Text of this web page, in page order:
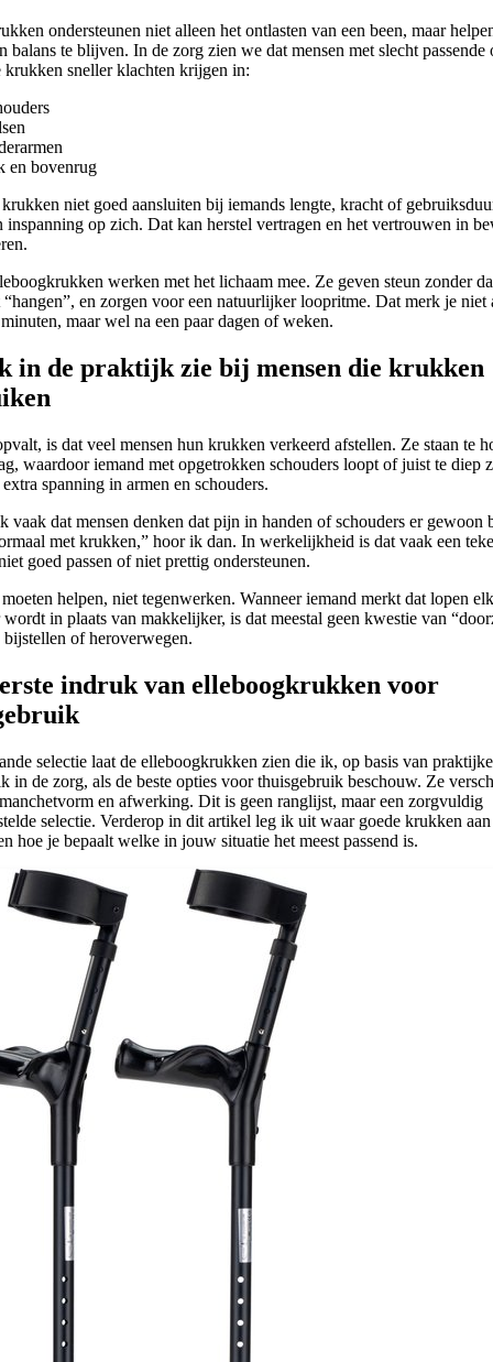
ondersteunen niet alleen het ontlasten van een been, maar
balans te blijven. In de zorg zien we dat mensen met slecht passende
krukken sneller klachten krijgen in:
en bovenrug
krukken niet goed aansluiten bij iemands lengte, kracht of
inspanning op zich. Dat kan herstel vertragen en het vertrouwen in
werken met het lichaam mee. Ze geven steun zonder
“hangen”, en zorgen voor een natuurlijker loopritme. Dat merk je
minuten, maar wel na een paar dagen of weken.
in de praktijk zie bij mensen die krukken
is dat veel mensen hun krukken verkeerd afstellen. Ze staan te
waardoor iemand met opgetrokken schouders loopt of juist te diep
spanning in armen en schouders.
vaak dat mensen denken dat pijn in handen of schouders er gewoon
met krukken,” hoor ik dan. In werkelijkheid is dat vaak een
goed passen of niet prettig ondersteunen.
helpen, niet tegenwerken. Wanneer iemand merkt dat lopen
wordt in plaats van makkelijker, is dat meestal geen kwestie van
bijstellen of heroverwegen.
indruk van elleboogkrukken voor
selectie laat de elleboogkrukken zien die ik, op basis van
in de zorg, als de beste opties voor thuisgebruik beschouw. Ze
en afwerking. Dit is geen ranglijst, maar een zorgvuldig
selectie. Verderop in dit artikel leg ik uit waar goede krukken
hoe je bepaalt welke in jouw situatie het meest passend is.